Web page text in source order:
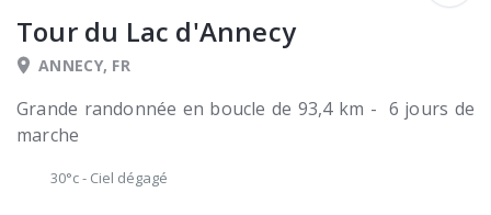
Tour du Lac d'Annecy
ANNECY, FR
Grande randonnée en boucle de 93,4 km - 6 jours de
marche
30°c- Ciel dégagé